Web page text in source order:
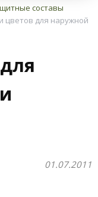
составы
цветов для наружной
01.07.2011